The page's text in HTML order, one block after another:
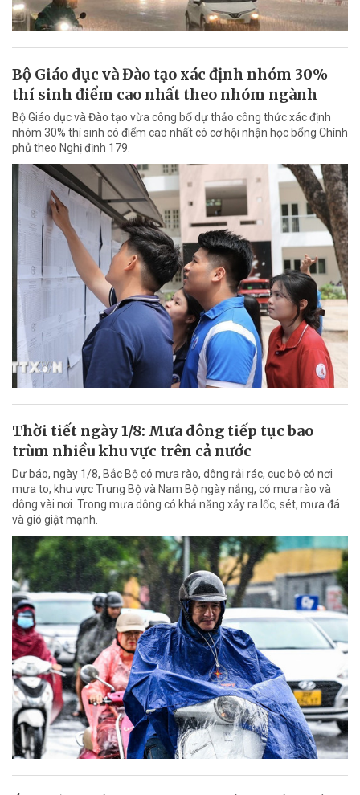
Bộ Giáo dục và Đào tạo xác định nhóm 30%
thí sinh điểm cao nhất theo nhóm ngành
Bộ Giáo dục và Đào tạo vừa công bố dự thảo công thức xác định
nhóm 30% thí sinh có điểm cao nhất có cơ hội nhận học bổng Chính
phủ theo Nghị định 179.
Thời tiết ngày 1/8: Mưa dông tiếp tục bao
trùm nhiều khu vực trên cả nước
Dự báo, ngày 1/8, Bắc Bộ có mưa rào, dông rải rác, cục bộ có nơi
mưa to; khu vực Trung Bộ và Nam Bộ ngày nắng, có mưa rào và
dông vài nơi. Trong mưa dông có khả năng xảy ra lốc, sét, mưa đá
và gió giật mạnh.